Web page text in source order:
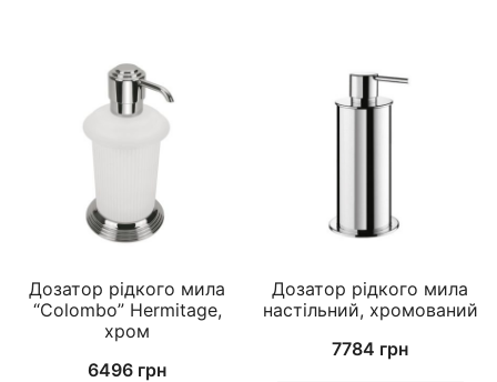
Дозатор рідкого мила
“Colombo” Hermitage,
хром
6496 грн
Дозатор рідкого мила
настільний, хромований
7784 грн